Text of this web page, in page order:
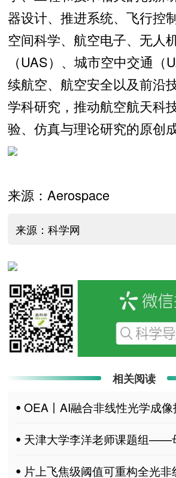
器设计、推进系统、飞行控
空间科学、航空电子、无人
（UAS）、城市空中交通（
续航空、航空安全以及前沿
学科研究，推动航空航天科
验、仿真与理论研究的原创
来源：Aerospace
来源：科学网
相关阅读
ꔷ 片上飞焦级阈值可重构全光非